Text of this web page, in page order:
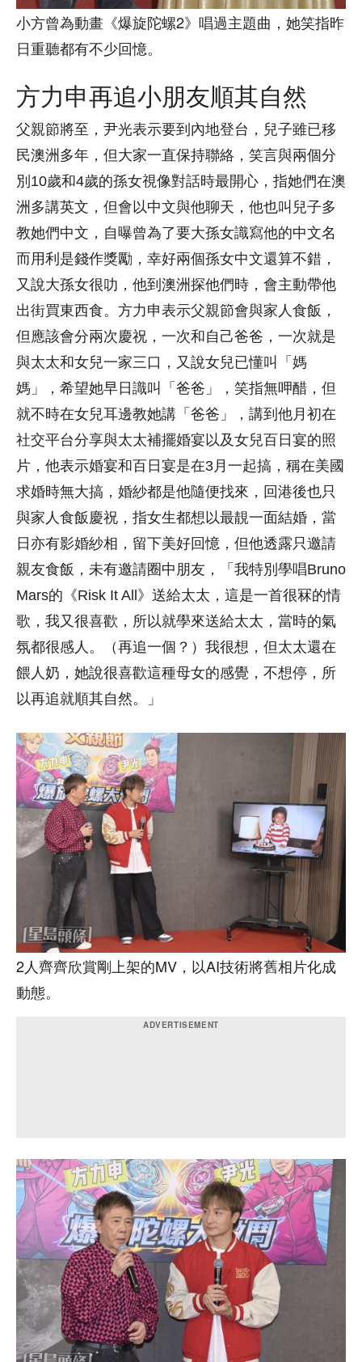
小方曾為動畫《爆旋陀螺2》唱過主題曲，她笑指昨
日重聽都有不少回憶。
方力申再追小朋友順其自然
父親節將至，尹光表示要到內地登台，兒子雖已移
民澳洲多年，但大家一直保持聯絡，笑言與兩個分
別10歲和4歲的孫女視像對話時最開心，指她們在澳
洲多講英文，但會以中文與他聊天，他也叫兒子多
教她們中文，自曝曾為了要大孫女識寫他的中文名
而用利是錢作獎勵，幸好兩個孫女中文還算不錯，
又說大孫女很叻，他到澳洲探他們時，會主動帶他
出街買東西食。方力申表示父親節會與家人食飯，
但應該會分兩次慶祝，一次和自己爸爸，一次就是
與太太和女兒一家三口，又說女兒已懂叫「媽
媽」，希望她早日識叫「爸爸」，笑指無呷醋，但
就不時在女兒耳邊教她講「爸爸」，講到他月初在
社交平台分享與太太補擺婚宴以及女兒百日宴的照
片，他表示婚宴和百日宴是在3月一起搞，稱在美國
求婚時無大搞，婚紗都是他隨便找來，回港後也只
與家人食飯慶祝，指女生都想以最靚一面結婚，當
日亦有影婚紗相，留下美好回憶，但他透露只邀請
親友食飯，未有邀請圈中朋友，「我特別學唱Bruno
Mars的《Risk It All》送給太太，這是一首很冧的情
歌，我又很喜歡，所以就學來送給太太，當時的氣
氛都很感人。（再追一個？）我很想，但太太還在
餵人奶，她說很喜歡這種母女的感覺，不想停，所
以再追就順其自然。」
2人齊齊欣賞剛上架的MV，以AI技術將舊相片化成
動態。